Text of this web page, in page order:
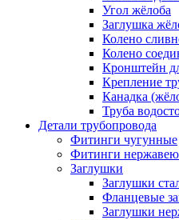
Угол жёлоба
Заглушка
Колено
Колено
Кронштейн
Крепление
Канадка
Труба
Детали трубопровода
Фитинги чугунные
Фитинги
Заглушки
Заглушки
Фланцевые
Заглушки